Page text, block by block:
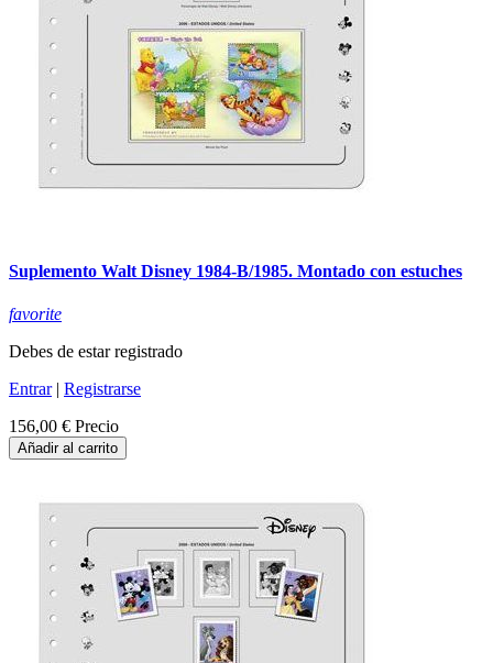
Suplemento Walt Disney 1984-B/1985. Montado con estuches
favorite
Debes de estar registrado
Entrar| Registrarse
156,00 € Precio
Añadir al carrito